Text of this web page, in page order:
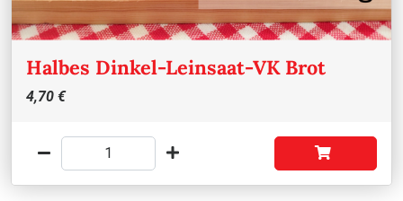
Halbes Dinkel-Leinsaat-VK Brot
4,70 €